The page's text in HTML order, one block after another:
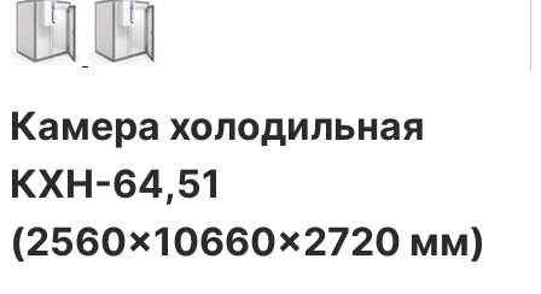
Камера холодильная
КХН-64,51
(2560×10660×2720 мм)